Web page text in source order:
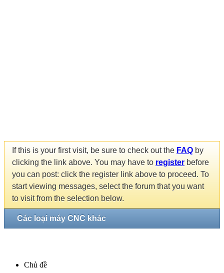
If this is your first visit, be sure to check out the FAQ by
clicking the link above. You may have to register before
you can post: click the register link above to proceed. To
start viewing messages, select the forum that you want
to visit from the selection below.
Các loại máy CNC khác
Chủ đề